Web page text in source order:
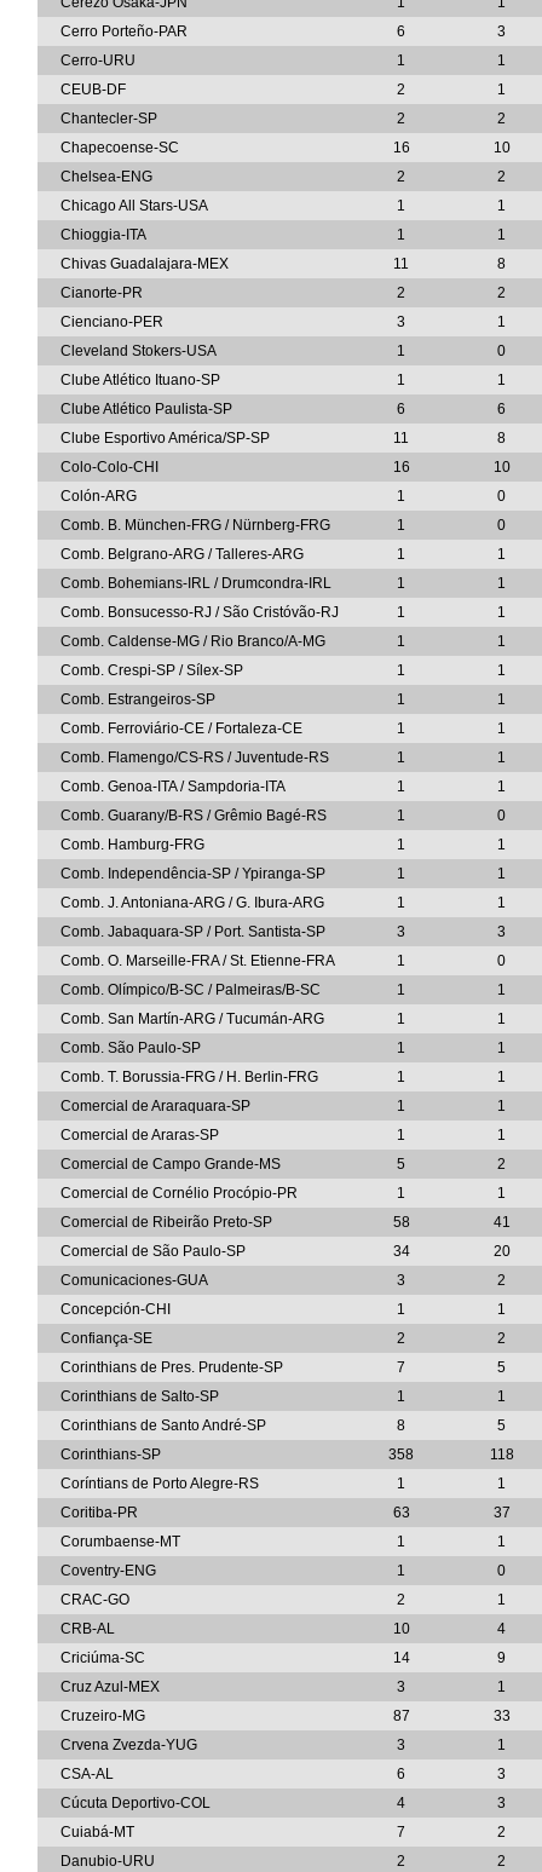
Cerro Porteño-PAR
6
3
Cerro-URU
1
1
CEUB-DF
2
1
Chantecler-SP
2
2
Chapecoense-SC
16
10
Chelsea-ENG
2
2
Chicago All Stars-USA
1
1
Chioggia-ITA
1
1
Chivas Guadalajara-MEX
11
8
Cianorte-PR
2
2
Cienciano-PER
3
1
Cleveland Stokers-USA
1
0
Clube Atlético Ituano-SP
1
1
Clube Atlético Paulista-SP
6
6
Clube Esportivo América/SP-SP
11
8
Colo-Colo-CHI
16
10
Colón-ARG
1
0
Comb. B. München-FRG / Nürnberg-FRG
1
0
Comb. Belgrano-ARG / Talleres-ARG
1
1
Comb. Bohemians-IRL / Drumcondra-IRL
1
1
Comb. Bonsucesso-RJ / São Cristóvão-RJ
1
1
Comb. Caldense-MG / Rio Branco/A-MG
1
1
Comb. Crespi-SP / Sílex-SP
1
1
Comb. Estrangeiros-SP
1
1
Comb. Ferroviário-CE / Fortaleza-CE
1
1
Comb. Flamengo/CS-RS / Juventude-RS
1
1
Comb. Genoa-ITA / Sampdoria-ITA
1
1
Comb. Guarany/B-RS / Grêmio Bagé-RS
1
0
Comb. Hamburg-FRG
1
1
Comb. Independência-SP / Ypiranga-SP
1
1
Comb. J. Antoniana-ARG / G. Ibura-ARG
1
1
Comb. Jabaquara-SP / Port. Santista-SP
3
3
Comb. O. Marseille-FRA / St. Etienne-FRA
1
0
Comb. Olímpico/B-SC / Palmeiras/B-SC
1
1
Comb. San Martín-ARG / Tucumán-ARG
1
1
Comb. São Paulo-SP
1
1
Comb. T. Borussia-FRG / H. Berlin-FRG
1
1
Comercial de Araraquara-SP
1
1
Comercial de Araras-SP
1
1
Comercial de Campo Grande-MS
5
2
Comercial de Cornélio Procópio-PR
1
1
Comercial de Ribeirão Preto-SP
58
41
Comercial de São Paulo-SP
34
20
Comunicaciones-GUA
3
2
Concepción-CHI
1
1
Confiança-SE
2
2
Corinthians de Pres. Prudente-SP
7
5
Corinthians de Salto-SP
1
1
Corinthians de Santo André-SP
8
5
Corinthians-SP
358
118
Coríntians de Porto Alegre-RS
1
1
Coritiba-PR
63
37
Corumbaense-MT
1
1
Coventry-ENG
1
0
CRAC-GO
2
1
CRB-AL
10
4
Criciúma-SC
14
9
Cruz Azul-MEX
3
1
Cruzeiro-MG
87
33
Crvena Zvezda-YUG
3
1
CSA-AL
6
3
Cúcuta Deportivo-COL
4
3
Cuiabá-MT
7
2
Danubio-URU
2
2